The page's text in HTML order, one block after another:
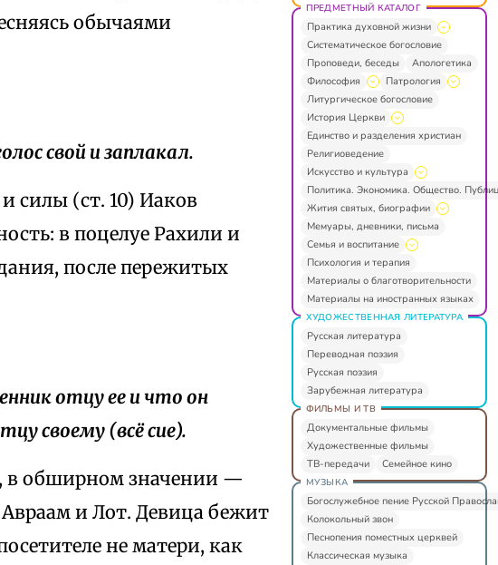
обычаями
свой и заплакал.
силы (ст. 10) Иаков
в поцелуе Рахили и
после пережитых
отцу ее и что он
своему (всё сие).
в обширном значении —
и Лот. Девица бежит
не матери, как
ПРЕДМЕТНЫЙ КАТАЛОГ
Практика духовной жизни
Систематическое богословие
Проповеди, беседы
Апологетика
Философия
Патрология
Литургическое богословие
История Церкви
Единство и разделения христиан
Религиоведение
Искусство и культура
Политика. Экономика. Общество.
Жития святых, биографии
Мемуары, дневники, письма
Семья и воспитание
Психология и терапия
Материалы о благотворительности
Материалы на иностранных языках
ХУДОЖЕСТВЕННАЯ ЛИТЕРАТУРА
Русская литература
Переводная поэзия
Русская поэзия
Зарубежная литература
ФИЛЬМЫ И ТВ
Документальные фильмы
Художественные фильмы
ТВ-передачи
Семейное кино
МУЗЫКА
Богослужебное пение Русской
Колокольный звон
Песнопения поместных церквей
Классическая музыка